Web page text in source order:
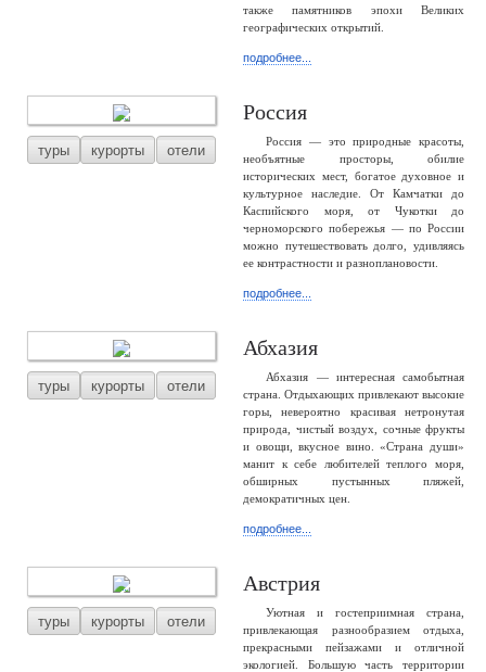
также памятников эпохи Великих
географических открытий.
подробнее...
туры курорты отели
Россия
Россия — это природные красоты,
необъятные просторы, обилие
исторических мест, богатое духовное и
культурное наследие. От Камчатки до
Каспийского моря, от Чукотки до
черноморского побережья — по России
можно путешествовать долго, удивляясь
ее контрастности и разноплановости.
подробнее...
туры курорты отели
Абхазия
Абхазия — интересная самобытная
страна. Отдыхающих привлекают высокие
горы, невероятно красивая нетронутая
природа, чистый воздух, сочные фрукты
и овощи, вкусное вино. «Страна души»
манит к себе любителей теплого моря,
обширных пустынных пляжей,
демократичных цен.
подробнее...
туры курорты отели
Австрия
Уютная и гостеприимная страна,
привлекающая разнообразием отдыха,
прекрасными пейзажами и отличной
экологией. Большую часть территории